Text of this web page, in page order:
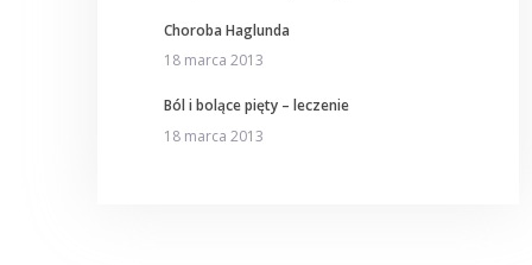
Choroba Haglunda
18 marca 2013
Ból i bolące pięty – leczenie
18 marca 2013